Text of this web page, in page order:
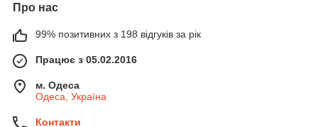
Про нас
99% позитивних з 198 відгуків за рік
Працює з 05.02.2016
м. Одеса
Одеса, Україна
Контакти